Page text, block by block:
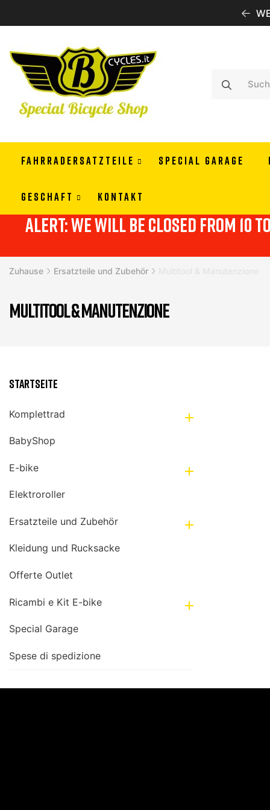
FAHRRADERSATZTEILE SPECIAL GARAGE
GESCHAFT KONTAKT
alert: we will be closed from 10
Zuhause Ersatzteile und Zubehör
MULTITOOL & MANUTENZIONE
Startseite
Komplettrad 
BabyShop
E-bike 
Elektroroller
Ersatzteile und Zubehör 
Kleidung und Rucksacke
Offerte Outlet
Ricambi e Kit E-bike 
Special Garage
Spese di spedizione